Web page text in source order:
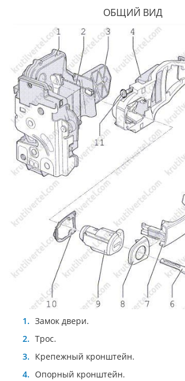
ОБЩИЙ ВИД
Замок двери.
Трос.
Крепежный кронштейн.
Опорный кронштейн.